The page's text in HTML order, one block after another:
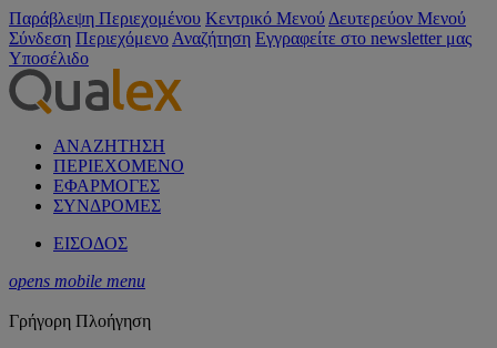
Παράβλεψη Περιεχομένου Κεντρικό Μενού Δευτερεύον Μενού
Σύνδεση Περιεχόμενο Αναζήτηση Εγγραφείτε στο newsletter μας
Υποσέλιδο
ΑΝΑΖΗΤΗΣΗ
ΠΕΡΙΕΧΟΜΕΝΟ
ΕΦΑΡΜΟΓΕΣ
ΣΥΝΔΡΟΜΕΣ
ΕΙΣΟΔΟΣ
opens mobile menu
Γρήγορη Πλοήγηση